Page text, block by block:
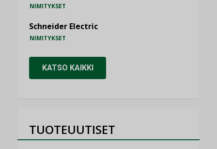
NIMITYKSET
Schneider Electric
NIMITYKSET
KATSO KAIKKI
TUOTEUUTISET